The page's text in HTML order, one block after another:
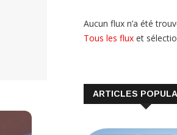
Aucun flux n’a été
Tous les flux et
ARTICLES